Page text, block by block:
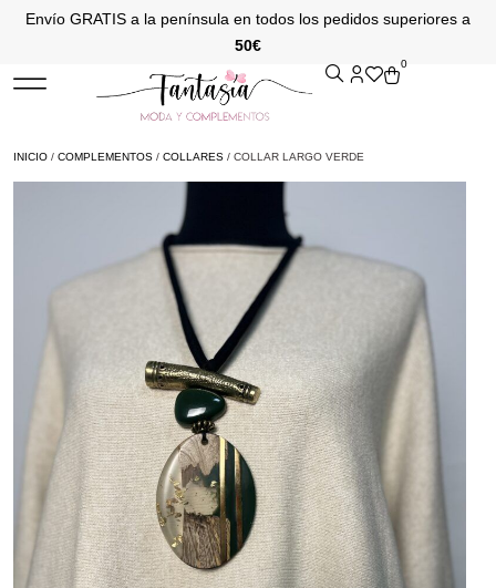
Envío GRATIS a la península en todos los pedidos superiores a
50€
0
INICIO / COMPLEMENTOS / COLLARES / COLLAR LARGO VERDE